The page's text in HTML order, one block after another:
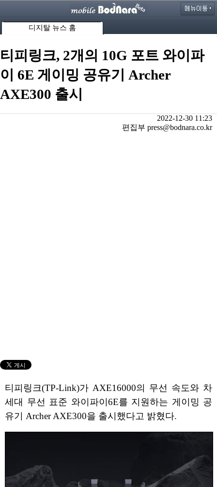
디지탈 뉴스 홈
티피링크, 2개의 10G 포트 와이파
이 6E 게이밍 공유기 Archer
AXE300 출시
2022-12-30 11:23
편집부 press@bodnara.co.kr
티피링크(TP-Link)가 AXE16000의 무선 속도와 차
세대 무선 표준 와이파이6E를 지원하는 게이밍 공
유기 Archer AXE300을 출시했다고 밝혔다.